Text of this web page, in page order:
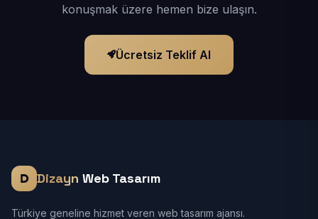
konuşmak üzere hemen bize ulaşın.
Ücretsiz Teklif Al
Dizayn Web Tasarım
Türkiye geneline hizmet veren web tasarım ajansı.